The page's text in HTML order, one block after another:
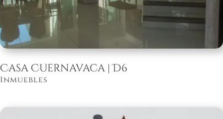
Casa Cuernavaca | D6
Inmuebles